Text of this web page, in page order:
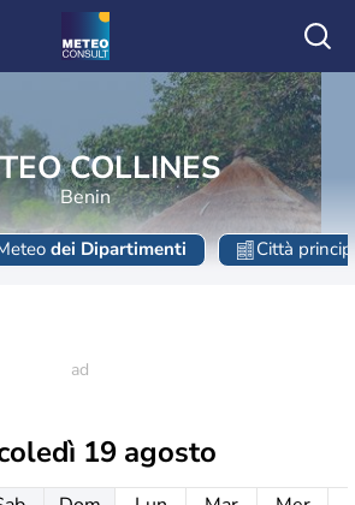
COLLINES
Benin
dei Dipartimenti Città
19 agosto